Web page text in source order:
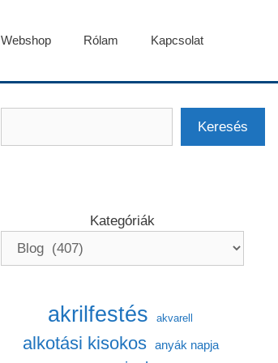
Webshop Rólam Kapcsolat
Keresés
Kategóriák
akrilfestés akvarell
alkotási kisokos anyák napja